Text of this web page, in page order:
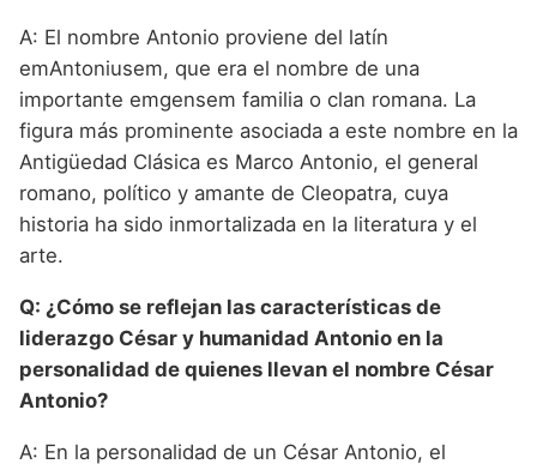
A: El nombre Antonio proviene del latín
emAntoniusem, que era el nombre de una
importante emgensem familia o clan romana. La
figura más prominente asociada a este nombre en la
Antigüedad Clásica es Marco Antonio, el general
romano, político y amante de Cleopatra, cuya
historia ha sido inmortalizada en la literatura y el
arte.
Q: ¿Cómo se reflejan las características de
liderazgo César y humanidad Antonio en la
personalidad de quienes llevan el nombre César
Antonio?
A: En la personalidad de un César Antonio, el